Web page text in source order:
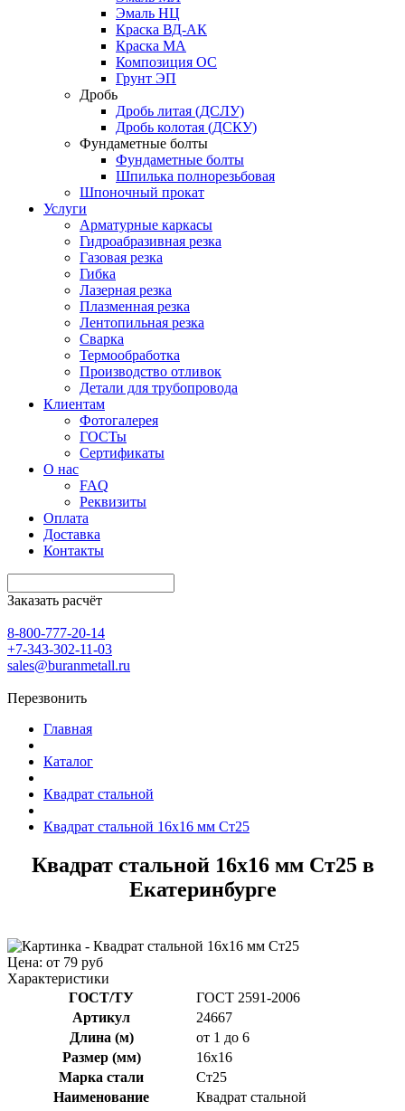
Эмаль НЦ
Краска ВД-АК
Краска МА
Композиция ОС
Грунт ЭП
Дробь
Дробь литая (ДСЛУ)
Дробь колотая (ДСКУ)
Фундаметные болты
Фундаметные болты
Шпилька полнорезьбовая
Шпоночный прокат
Услуги
Арматурные каркасы
Гидроабразивная резка
Газовая резка
Гибка
Лазерная резка
Плазменная резка
Лентопильная резка
Сварка
Термообработка
Производство отливок
Детали для трубопровода
Клиентам
Фотогалерея
ГОСТы
Сертификаты
О нас
FAQ
Реквизиты
Оплата
Доставка
Контакты
Заказать расчёт
8-800-777-20-14
+7-343-302-11-03
sales@buranmetall.ru
Перезвонить
Главная
Каталог
Квадрат стальной
Квадрат стальной 16x16 мм Ст25
Квадрат стальной 16x16 мм Ст25 в
Екатеринбурге
Цена: от 79 руб
Характеристики
ГОСТ/ТУ
ГОСТ 2591-2006
Артикул
24667
Длина (м)
от 1 до 6
Размер (мм)
16x16
Марка стали
Ст25
Наименование
Квадрат стальной